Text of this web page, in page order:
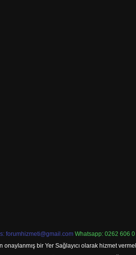
forumhizmeti@gmail.com Whatsapp: 0262 606 0
bir Yer Sağlayıcı olarak hizmet